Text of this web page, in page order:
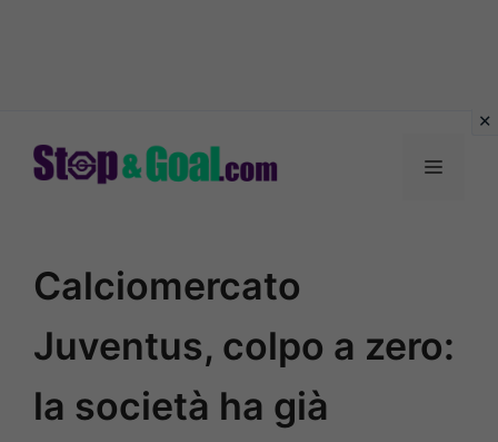
Menu
Calciomercato
Juventus, colpo a zero:
la società ha già